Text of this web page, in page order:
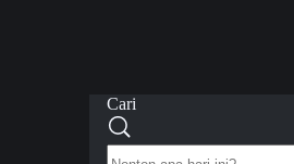
Cari